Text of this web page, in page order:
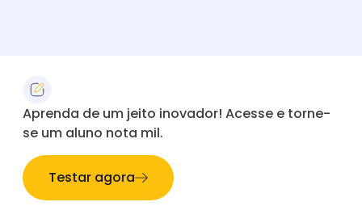
Aprenda de um jeito inovador! Acesse e torne-
se um aluno nota mil.
Testar agora